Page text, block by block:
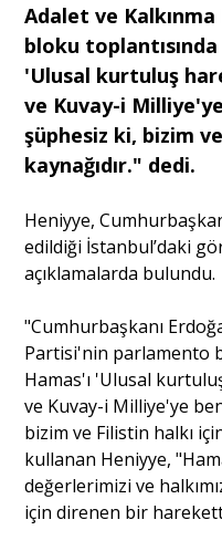
Adalet ve
bloku toplantısında
'Ulusal kurtuluş
ve Kuvay-i
şüphesiz ki, bizim
kaynağıdır." dedi.
Heniyye,
edildiği İstanbul’daki
açıklamalarda bulundu.
"Cumhurbaşkanı
Partisi'nin parlamento
Hamas'ı 'Ulusal
ve Kuvay-i Milliye'ye
bizim ve Filistin halkı
kullanan Heniyye,
değerlerimizi ve
için direnen bir